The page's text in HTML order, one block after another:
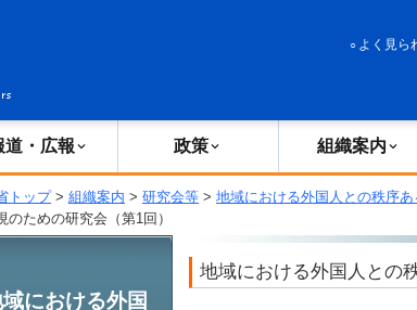
よく見ら
道・広報 政策 組織案内
トップ> 組織案内 > 研究会等 > 地域における外国人との秩序
のための研究会（第1回）
地域における外国人との
における外国